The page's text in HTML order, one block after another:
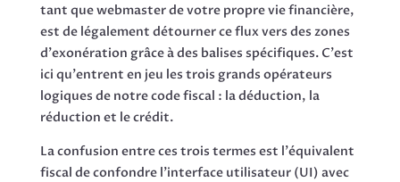
tant que webmaster de votre propre vie financière,
est de légalement détourner ce flux vers des zones
d'exonération grâce à des balises spécifiques. C'est
ici qu'entrent en jeu les trois grands opérateurs
logiques de notre code fiscal : la déduction, la
réduction et le crédit.
La confusion entre ces trois termes est l'équivalent
fiscal de confondre l'interface utilisateur (UI) avec